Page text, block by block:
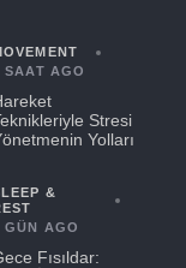
SAAT AGO
Stresi
Yolları
&
GÜN AGO
Fısıldar: